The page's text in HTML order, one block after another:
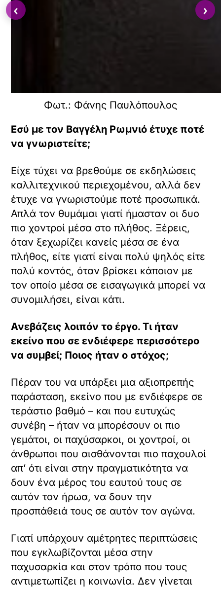
Φωτ.: Φάνης Παυλόπουλος
Εσύ με τον Βαγγέλη Ρωμνιό έτυχε ποτέ
να γνωριστείτε;
Είχε τύχει να βρεθούμε σε εκδηλώσεις
καλλιτεχνικού περιεχομένου, αλλά δεν
έτυχε να γνωριστούμε ποτέ προσωπικά.
Απλά τον θυμάμαι γιατί ήμασταν οι δυο
πιο χοντροί μέσα στο πλήθος. Ξέρεις,
όταν ξεχωρίζει κανείς μέσα σε ένα
πλήθος, είτε γιατί είναι πολύ ψηλός είτε
πολύ κοντός, όταν βρίσκει κάποιον με
τον οποίο μέσα σε εισαγωγικά μπορεί να
συνομιλήσει, είναι κάτι.
Ανεβάζεις λοιπόν το έργο. Τι ήταν
εκείνο που σε ενδιέφερε περισσότερο
να συμβεί; Ποιος ήταν ο στόχος;
Πέραν του να υπάρξει μια αξιοπρεπής
παράσταση, εκείνο που με ενδιέφερε σε
τεράστιο βαθμό – και που ευτυχώς
συνέβη – ήταν να μπορέσουν οι πιο
γεμάτοι, οι παχύσαρκοι, οι χοντροί, οι
άνθρωποι που αισθάνονται πιο παχουλοί
απ’ ότι είναι στην πραγματικότητα να
δουν ένα μέρος του εαυτού τους σε
αυτόν τον ήρωα, να δουν την
προσπάθειά τους σε αυτόν τον αγώνα.
Γιατί υπάρχουν αμέτρητες περιπτώσεις
που εγκλωβίζονται μέσα στην
παχυσαρκία και στον τρόπο που τους
αντιμετωπίζει η κοινωνία. Δεν γίνεται
‹ ›